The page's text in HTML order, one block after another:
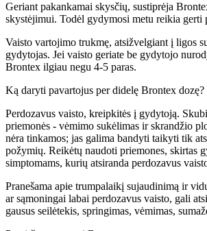
Geriant pakankamai skysčių, sustiprėja
skystėjimui. Todėl gydymosi metu reikia gerti
Vaisto vartojimo trukmę, atsižvelgiant į ligos
gydytojas. Jei vaisto geriate be gydytojo
Brontex ilgiau negu 4-5 paras.
Ką daryti pavartojus per didelę Brontex dozę?
Perdozavus vaisto, kreipkitės į gydytoją.
priemonės - vėmimo sukėlimas ir skrandžio
nėra tinkamos; jas galima bandyti taikyti tik
požymių. Reikėtų naudoti priemones, skirtas
simptomams, kurių atsiranda perdozavus
Pranešama apie trumpalaikį sujaudinimą ir
ar sąmoningai labai perdozavus vaisto, gali
gausus seilėtekis, springimas, vėmimas,